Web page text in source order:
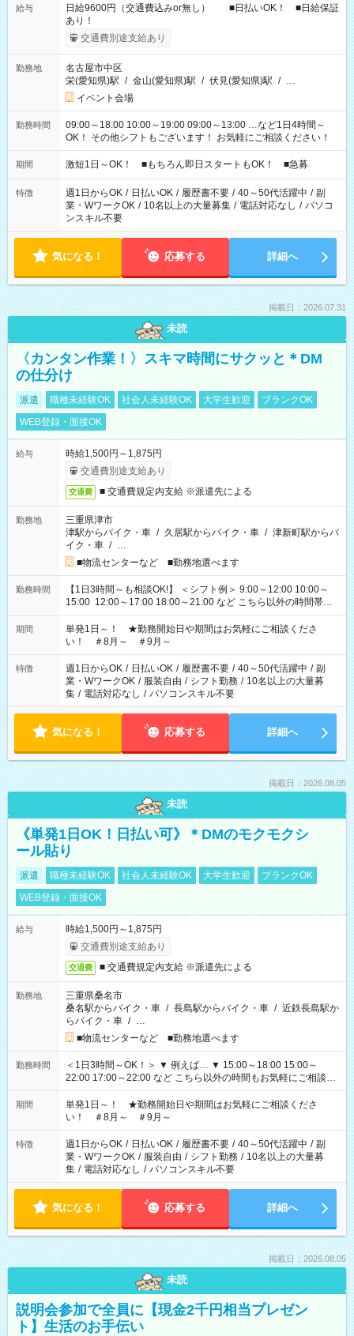
給与
日給9600円（交通費込みor無し） ■日払いOK！ ■日給保証
あり！
交通費別途支給あり
勤務地
名古屋市中区
栄(愛知県)駅 / 金山(愛知県)駅 / 伏見(愛知県)駅 / …
イベント会場
勤務時間
09:00～18:00 10:00～19:00 09:00～13:00 …など1日4時間～
OK！ その他シフトもございます！ お気軽にご相談ください！
期間 激短1日～OK！ ■もちろん即日スタートもOK！ ■急募
特徴 週1日からOK / 日払いOK / 履歴書不要 / 40～50代活躍中 / 副
業・WワークOK / 10名以上の大量募集 / 電話対応なし / パソコ
ンスキル不要
気になる！ 応募する 詳細へ
掲載日：2026.07.31
未読
〈カンタン作業！〉スキマ時間にサクッと＊DM
の仕分け
派遣 職種未経験OK 社会人未経験OK 大学生歓迎
ブランクOK
WEB登録・面接OK
給与
時給1,500円～1,875円
交通費別途支給あり
交通費 ■ 交通費規定内支給 ※派遣先による
勤務地
三重県津市
津駅からバイク・車 / 久居駅からバイク・車 / 津新町駅からバ
イク・車 / …
■物流センターなど ■勤務地選べます
勤務時間
【1日3時間～も相談OK!】 ＜シフト例＞ 9:00～12:00 10:00～
15:00 12:00～17:00 18:00～21:00 など こちら以外の時間帯も
お気軽にご相談ください！
期間
単発1日～！ ★勤務開始日や期間はお気軽にご相談くださ
い！ ＃8月～ ＃9月～
特徴 週1日からOK / 日払いOK / 履歴書不要 / 40～50代活躍中 / 副
業・WワークOK / 服装自由 / シフト勤務 / 10名以上の大量募
集 / 電話対応なし / パソコンスキル不要
気になる！ 応募する 詳細へ
掲載日：2026.08.05
未読
《単発1日OK！日払い可》＊DMのモクモクシ
ール貼り
派遣 職種未経験OK 社会人未経験OK 大学生歓迎
ブランクOK
WEB登録・面接OK
給与
時給1,500円～1,875円
交通費別途支給あり
交通費 ■ 交通費規定内支給 ※派遣先による
勤務地
三重県桑名市
桑名駅からバイク・車 / 長島駅からバイク・車 / 近鉄長島駅か
らバイク・車 / …
■物流センターなど ■勤務地選べます
勤務時間
＜1日3時間～OK！＞ ▼ 例えば… ▼ 15:00～18:00 15:00～
22:00 17:00～22:00 など こちら以外の時間もお気軽にご相談く
ださい！
期間
単発1日～！ ★勤務開始日や期間はお気軽にご相談くださ
い！ ＃8月～ ＃9月～
特徴 週1日からOK / 日払いOK / 履歴書不要 / 40～50代活躍中 / 副
業・WワークOK / 服装自由 / シフト勤務 / 10名以上の大量募
集 / 電話対応なし / パソコンスキル不要
気になる！ 応募する 詳細へ
掲載日：2026.08.05
未読
説明会参加で全員に【現金2千円相当プレゼン
ト】生活のお手伝い